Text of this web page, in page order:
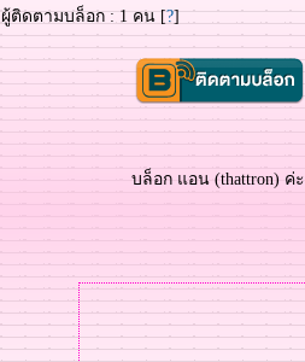
ผู้ติดตามบล็อก : 1 คน [?]
บล็อก แอน (thattron) ค่ะ